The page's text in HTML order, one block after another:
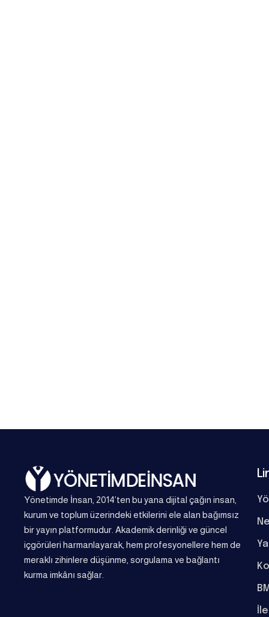
Yönetimde İnsan, 2014’ten bu yana dijital çağın insan,
kurum ve toplum üzerindeki etkilerini ele alan bağımsız
bir yayın platformudur. Akademik derinliği ve güncel
içgörüleri harmanlayarak, hem profesyonellere hem de
meraklı zihinlere düşünme, sorgulama ve bağlantı
kurma imkânı sağlar.